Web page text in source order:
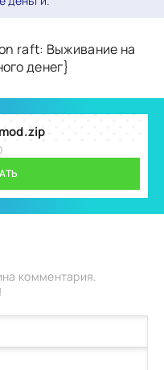
raft: Выживание на
денег}
комментария.